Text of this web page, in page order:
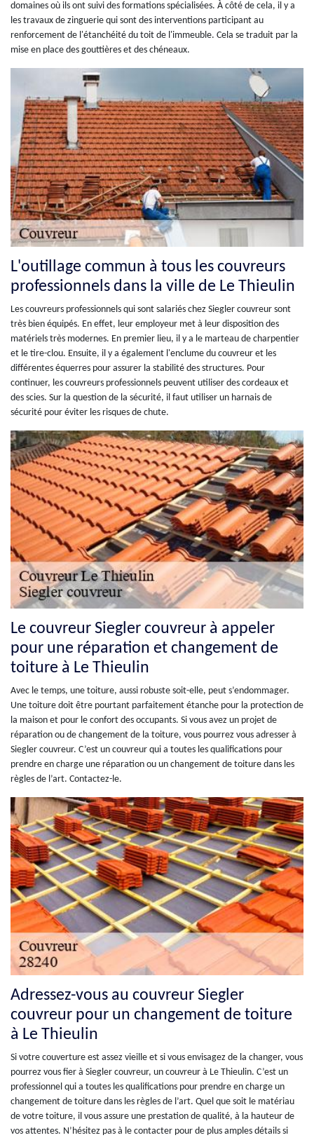
domaines où ils ont suivi des formations spécialisées. À côté de cela, il y a
les travaux de zinguerie qui sont des interventions participant au
renforcement de l'étanchéité du toit de l'immeuble. Cela se traduit par la
mise en place des gouttières et des chéneaux.
L'outillage commun à tous les couvreurs
professionnels dans la ville de Le Thieulin
Les couvreurs professionnels qui sont salariés chez Siegler couvreur sont
très bien équipés. En effet, leur employeur met à leur disposition des
matériels très modernes. En premier lieu, il y a le marteau de charpentier
et le tire-clou. Ensuite, il y a également l'enclume du couvreur et les
différentes équerres pour assurer la stabilité des structures. Pour
continuer, les couvreurs professionnels peuvent utiliser des cordeaux et
des scies. Sur la question de la sécurité, il faut utiliser un harnais de
sécurité pour éviter les risques de chute.
Le couvreur Siegler couvreur à appeler
pour une réparation et changement de
toiture à Le Thieulin
Avec le temps, une toiture, aussi robuste soit-elle, peut s’endommager.
Une toiture doit être pourtant parfaitement étanche pour la protection de
la maison et pour le confort des occupants. Si vous avez un projet de
réparation ou de changement de la toiture, vous pourrez vous adresser à
Siegler couvreur. C’est un couvreur qui a toutes les qualifications pour
prendre en charge une réparation ou un changement de toiture dans les
règles de l’art. Contactez-le.
Adressez-vous au couvreur Siegler
couvreur pour un changement de toiture
à Le Thieulin
Si votre couverture est assez vieille et si vous envisagez de la changer, vous
pourrez vous fier à Siegler couvreur, un couvreur à Le Thieulin. C’est un
professionnel qui a toutes les qualifications pour prendre en charge un
changement de toiture dans les règles de l’art. Quel que soit le matériau
de votre toiture, il vous assure une prestation de qualité, à la hauteur de
vos attentes. N’hésitez pas à le contacter pour de plus amples détails si